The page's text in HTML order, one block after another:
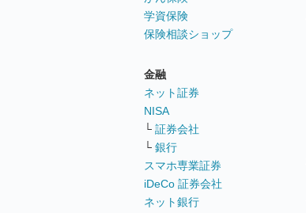
学資保険
保険相談ショップ
金融
ネット証券
NISA
└ 証券会社
└ 銀行
スマホ専業証券
iDeCo 証券会社
ネット銀行